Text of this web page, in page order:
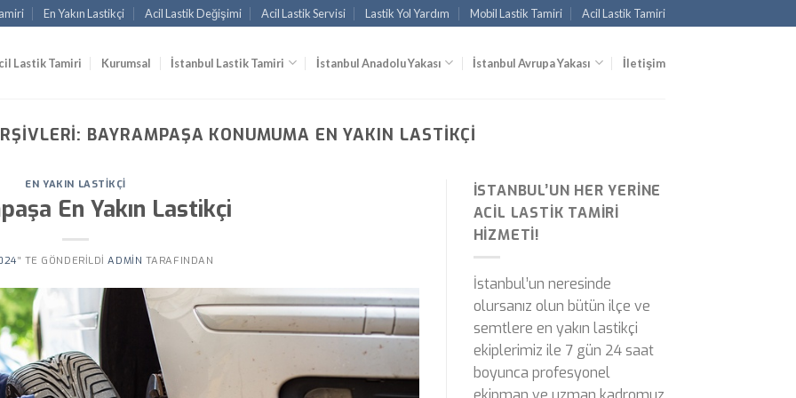
En Yakın Lastikçi Acil Lastik Değişimi Acil Lastik Servisi Lastik Yol Yardım Mobil Lastik Tamiri Acil Lastik Tamiri
Lastik Tamiri Kurumsal İstanbul Lastik Tamiri İstanbul Anadolu Yakası İstanbul Avrupa Yakası İletişim
BAYRAMPAŞA KONUMUMA EN YAKIN LASTIKÇI
EN YAKIN LASTIKÇI
En Yakın Lastikçi
’' TE GÖNDERILDI ADMIN TARAFINDAN
İSTANBUL’UN HER YERINE
ACIL LASTIK TAMIRI
HIZMETI!
İstanbul’un neresinde
olursanız olun bütün ilçe ve
semtlere en yakın lastikçi
ekiplerimiz ile 7 gün 24 saat
boyunca profesyonel